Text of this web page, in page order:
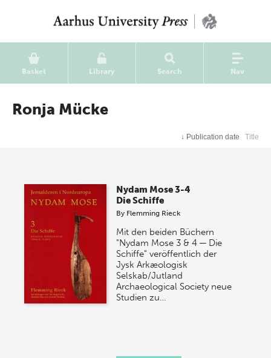
Basket Library Search Nav
Ronja Mücke
↓ Publication date Title
Nydam Mose 3-4
Die Schiffe
By Flemming Rieck
Mit den beiden Büchern
"Nydam Mose 3 & 4 ─ Die
Schiffe" veröffentlich der
Jysk Arkæologisk
Selskab/Jutland
Archaeological Society neue
Studien zu…